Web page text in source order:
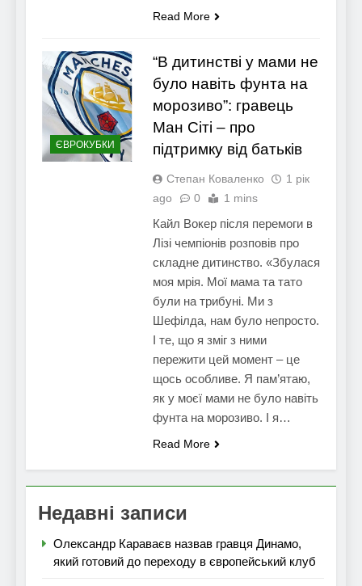
Read More
ЄВРОКУБКИ
“В дитинстві у мами не
було навіть фунта на
морозиво”: гравець
Ман Сіті – про
підтримку від батьків
Степан Коваленко
1 рік
ago
0 1 mins
Кайл Вокер після перемоги в
Лізі чемпіонів розповів про
складне дитинство. «Збулася
моя мрія. Мої мама та тато
були на трибуні. Ми з
Шефілда, нам було непросто.
І те, що я зміг з ними
пережити цей момент – це
щось особливе. Я пам’ятаю,
як у моєї мами не було навіть
фунта на морозиво. І я…
Read More
Недавні записи
Олександр Караваєв назвав гравця Динамо,
який готовий до переходу в європейський клуб